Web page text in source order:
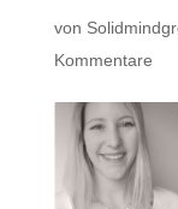
von
Kommentare